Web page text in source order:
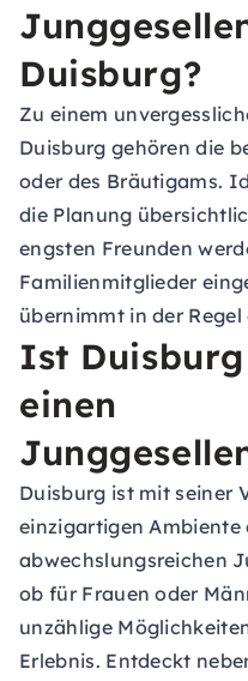
Duisburg?
Zu einem
Duisburg gehören die
oder des Bräutigams.
die Planung
engsten Freunden
Familienmitglieder
übernimmt in der Regel
Ist
einen
Duisburg ist mit seiner
einzigartigen Ambiente
abwechslungsreichen
ob für Frauen oder
unzählige
Erlebnis. Entdeckt